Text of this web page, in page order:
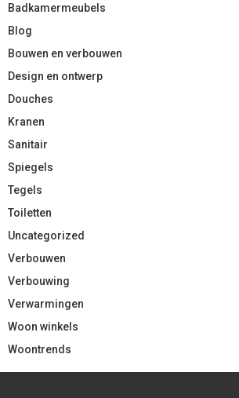
Badkamermeubels
Blog
Bouwen en verbouwen
Design en ontwerp
Douches
Kranen
Sanitair
Spiegels
Tegels
Toiletten
Uncategorized
Verbouwen
Verbouwing
Verwarmingen
Woon winkels
Woontrends